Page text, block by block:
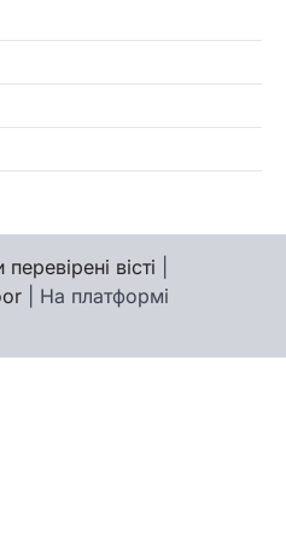
перевірені вісті
| На платформі